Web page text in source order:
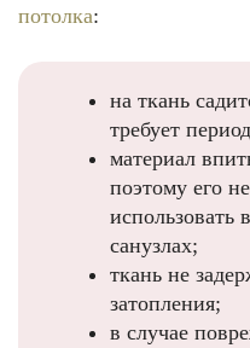
потолка:
на ткань
требует
материал
поэтому его
использовать
санузлах;
ткань не
затопления;
в случае